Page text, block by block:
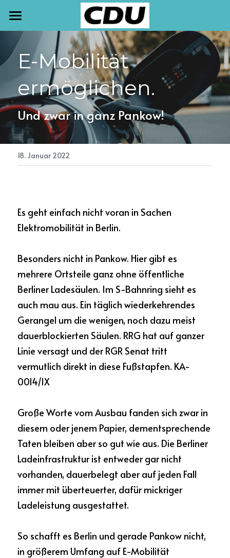
START
TERMINE
NEWSLETTER
AKTUELLES
PRESSE
MEINE ARBEIT
E-Mobilität
ermöglichen.
Und zwar in ganz Pankow!
18. Januar 2022
Es geht einfach nicht voran in Sachen
Elektromobilität in Berlin.
Besonders nicht in Pankow. Hier gibt es
mehrere Ortsteile ganz ohne öffentliche
Berliner Ladesäulen. Im S-Bahnring sieht es
auch mau aus. Ein täglich wiederkehrendes
Gerangel um die wenigen, noch dazu meist
dauerblockierten Säulen. RRG hat auf ganzer
Linie versagt und der RGR Senat tritt
vermutlich direkt in diese Fußstapfen. KA-
0014/IX
Große Worte vom Ausbau fanden sich zwar in
diesem oder jenem Papier, dementsprechende
Taten bleiben aber so gut wie aus. Die Berliner
Ladeinfrastruktur ist entweder gar nicht
vorhanden, dauerbelegt aber auf jeden Fall
immer mit überteuerter, dafür mickriger
Ladeleistung ausgestattet.
So schafft es Berlin und gerade Pankow nicht,
in größerem Umfang auf E-Mobilität